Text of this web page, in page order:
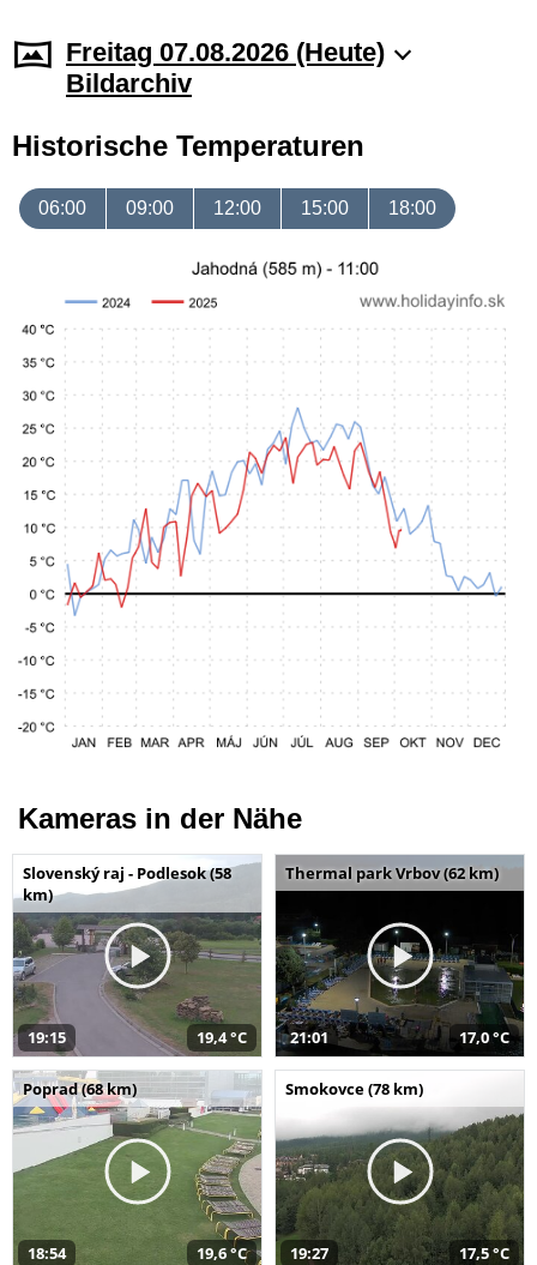
Freitag 07.08.2026 (Heute)
Bildarchiv
Historische Temperaturen
06:00 09:00 12:00 15:00 18:00
Kameras in der Nähe
Slovenský raj - Podlesok (58
km)
19:15 19,4 °C
Thermal park Vrbov (62 km)
21:01 17,0 °C
Poprad (68 km)
18:54 19,6 °C
Smokovce (78 km)
19:27 17,5 °C